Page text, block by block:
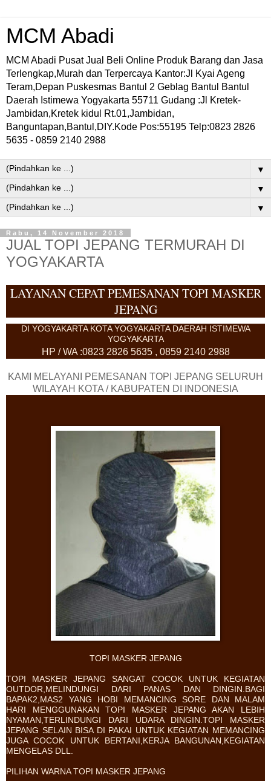
MCM Abadi
MCM Abadi Pusat Jual Beli Online Produk Barang dan Jasa
Terlengkap,Murah dan Terpercaya Kantor:Jl Kyai Ageng
Teram,Depan Puskesmas Bantul 2 Geblag Bantul Bantul
Daerah Istimewa Yogyakarta 55711 Gudang :Jl Kretek-
Jambidan,Kretek kidul Rt.01,Jambidan,
Banguntapan,Bantul,DIY.Kode Pos:55195 Telp:0823 2826
5635 - 0859 2140 2988
▼
▼
▼
Rabu, 14 November 2018
JUAL TOPI JEPANG TERMURAH DI
YOGYAKARTA
LAYANAN CEPAT PEMESANAN TOPI MASKER
JEPANG
DI YOGYAKARTA KOTA YOGYAKARTA DAERAH ISTIMEWA
YOGYAKARTA
HP / WA :0823 2826 5635 , 0859 2140 2988
KAMI MELAYANI PEMESANAN TOPI JEPANG SELURUH
WILAYAH KOTA / KABUPATEN DI INDONESIA
TOPI MASKER JEPANG
TOPI MASKER JEPANG SANGAT COCOK UNTUK KEGIATAN
OUTDOR,MELINDUNGI DARI PANAS DAN DINGIN.BAGI
BAPAK2,MAS2 YANG HOBI MEMANCING SORE DAN MALAM
HARI MENGGUNAKAN TOPI MASKER JEPANG AKAN LEBIH
NYAMAN,TERLINDUNGI DARI UDARA DINGIN.TOPI MASKER
JEPANG SELAIN BISA DI PAKAI UNTUK KEGIATAN MEMANCING
JUGA COCOK UNTUK BERTANI,KERJA BANGUNAN,KEGIATAN
MENGELAS DLL.
PILIHAN WARNA TOPI MASKER JEPANG